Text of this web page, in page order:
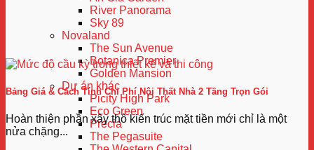
River Panorama
Sky 89
Novaland
The Sun Avenue
Botanica Premier
Golden Mansion
Dự án khác
Picity High Park
Eco Green
Precia
The Pegasuite
Bảng Giá & Cách Tính Chi Phí Nội Thất Nhà 2 Tầng Trọn Gói
Hoàn thiện phần xây thô kiến trúc mặt tiền mới chỉ là một
nửa chặng...